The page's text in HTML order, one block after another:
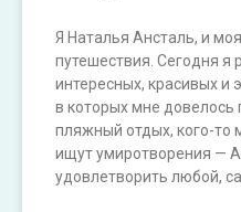
Я Наталья Ансталь, и
путешествия. Сегодня я
интересных, красивых и
в которых мне довелось
пляжный отдых, кого-то
ищут умиротворения —
удовлетворить любой,